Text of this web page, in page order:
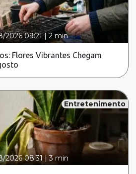
2026 09:21|2 min
Flores Vibrantes Chegam
Entretenimento
2026 08:31 |3 min